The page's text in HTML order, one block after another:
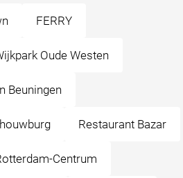
FERRY
Oude Westen
Beuningen
Restaurant Bazar
Centrum